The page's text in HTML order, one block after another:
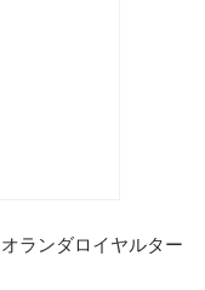
ランダロイヤルター